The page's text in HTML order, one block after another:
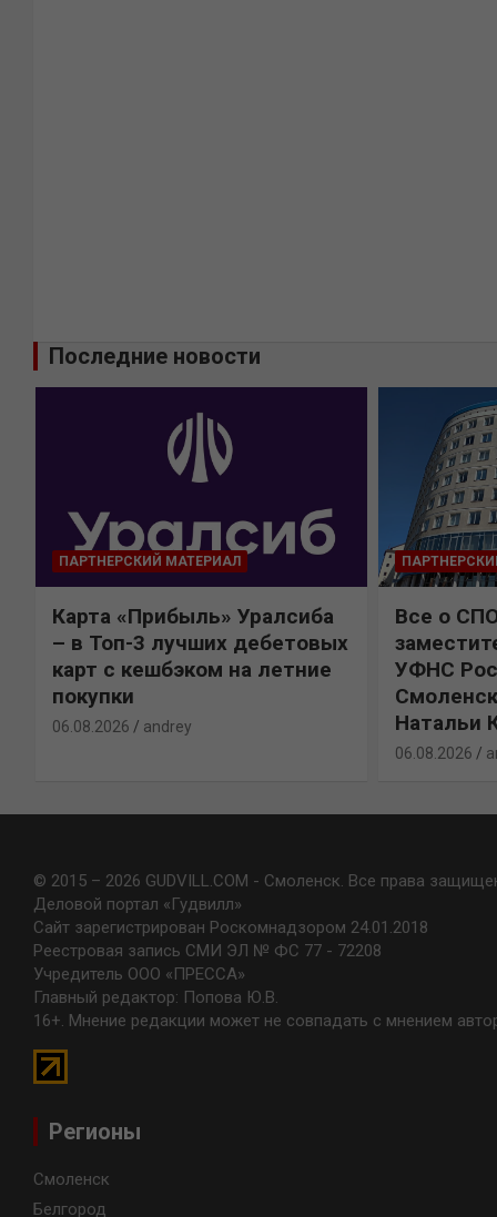
Последние новости
ПАРТНЕРСКИЙ МАТЕРИАЛ
Карта «Прибыль» Уралсиба
– в Топ-3 лучших дебетовых
карт с кешбэком на летние
покупки
06.08.2026 andrey
Все о
УФНС
Натальи
06.08.2026
© 2015 – 2026 GUDVILL.COM - Смоленск. Все права
Деловой портал «Гудвилл»
Сайт зарегистрирован Роскомнадзором 24.01.2018
Реестровая запись СМИ ЭЛ № ФС 77 - 72208
Учредитель ООО «ПРЕССА»
Главный редактор: Попова Ю.В.
16+. Мнение редакции может не совпадать с мнением
Регионы
Смоленск
Белгород